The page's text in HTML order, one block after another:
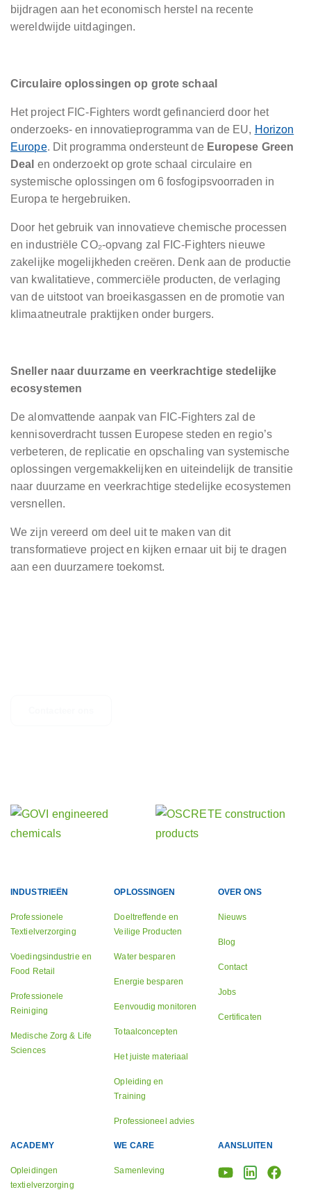
bijdragen aan het economisch herstel na recente
wereldwijde uitdagingen.
Circulaire oplossingen op grote schaal
Het project FIC-Fighters wordt gefinancierd door het
onderzoeks- en innovatieprogramma van de EU, Horizon
Europe. Dit programma ondersteunt de Europese Green
Deal en onderzoekt op grote schaal circulaire en
systemische oplossingen om 6 fosfogipsvoorraden in
Europa te hergebruiken.
Door het gebruik van innovatieve chemische processen
en industriële CO₂-opvang zal FIC-Fighters nieuwe
zakelijke mogelijkheden creëren. Denk aan de productie
van kwalitatieve, commerciële producten, de verlaging
van de uitstoot van broeikasgassen en de promotie van
klimaatneutrale praktijken onder burgers.
Sneller naar duurzame en veerkrachtige stedelijke
ecosystemen
De alomvattende aanpak van FIC-Fighters zal de
kennisoverdracht tussen Europese steden en regio’s
verbeteren, de replicatie en opschaling van systemische
oplossingen vergemakkelijken en uiteindelijk de transitie
naar duurzame en veerkrachtige stedelijke ecosystemen
versnellen.
We zijn vereerd om deel uit te maken van dit
transformatieve project en kijken ernaar uit bij te dragen
aan een duurzamere toekomst.
INDUSTRIEËN
Professionele
Textielverzorging
Voedingsindustrie en
Food Retail
Professionele
Reiniging
Medische Zorg & Life
Sciences
OPLOSSINGEN
Doeltreffende en
Veilige Producten
Water besparen
Energie besparen
Eenvoudig monitoren
Totaalconcepten
Het juiste materiaal
Opleiding en
Training
Professioneel advies
OVER ONS
Nieuws
Blog
Contact
Jobs
Certificaten
ACADEMY
Opleidingen
textielverzorging
WE CARE
Samenleving
AANSLUITEN